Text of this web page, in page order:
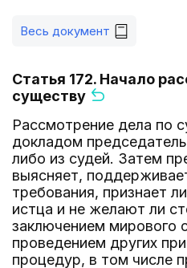
Весь документ
Статья 172. Начало
существу
Рассмотрение дела по
докладом
либо из судей. Затем
выясняет,
требования, признает
истца и не желают ли
заключением мирового
проведением других
процедур, в том числе